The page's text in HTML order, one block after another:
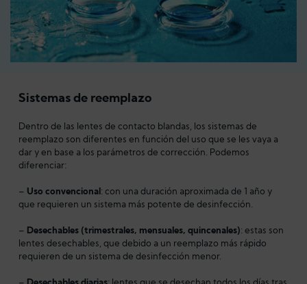
Sistemas de reemplazo
Dentro de las lentes de contacto blandas, los sistemas de
reemplazo son diferentes en función del uso que se les vaya a
dar y en base a los parámetros de corrección. Podemos
diferenciar:
– Uso convencional : con una duración aproximada de 1 año y
que requieren un sistema más potente de desinfección.
– Desechables (trimestrales, mensuales, quincenales): estas son
lentes desechables, que debido a un reemplazo más rápido
requieren de un sistema de desinfección menor.